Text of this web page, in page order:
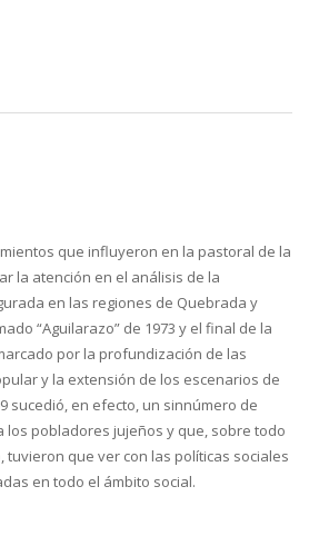
que influyeron en la pastoral de la
la atención en el análisis de la
en las regiones de Quebrada y
“Aguilarazo” de 1973 y el final de la
por la profundización de las
y la extensión de los escenarios de
sucedió, en efecto, un sinnúmero de
los pobladores jujeños y que, sobre todo
tuvieron que ver con las políticas sociales
en todo el ámbito social.